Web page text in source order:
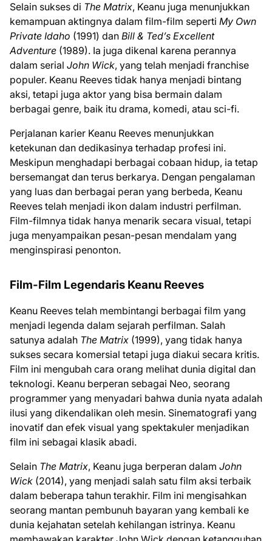
Selain sukses di The Matrix, Keanu juga menunjukkan
kemampuan aktingnya dalam film-film seperti My Own
Private Idaho (1991) dan Bill & Ted’s Excellent
Adventure (1989). Ia juga dikenal karena perannya
dalam serial John Wick, yang telah menjadi franchise
populer. Keanu Reeves tidak hanya menjadi bintang
aksi, tetapi juga aktor yang bisa bermain dalam
berbagai genre, baik itu drama, komedi, atau sci-fi.
Perjalanan karier Keanu Reeves menunjukkan
ketekunan dan dedikasinya terhadap profesi ini.
Meskipun menghadapi berbagai cobaan hidup, ia tetap
bersemangat dan terus berkarya. Dengan pengalaman
yang luas dan berbagai peran yang berbeda, Keanu
Reeves telah menjadi ikon dalam industri perfilman.
Film-filmnya tidak hanya menarik secara visual, tetapi
juga menyampaikan pesan-pesan mendalam yang
menginspirasi penonton.
Film-Film Legendaris Keanu Reeves
Keanu Reeves telah membintangi berbagai film yang
menjadi legenda dalam sejarah perfilman. Salah
satunya adalah The Matrix (1999), yang tidak hanya
sukses secara komersial tetapi juga diakui secara kritis.
Film ini mengubah cara orang melihat dunia digital dan
teknologi. Keanu berperan sebagai Neo, seorang
programmer yang menyadari bahwa dunia nyata adalah
ilusi yang dikendalikan oleh mesin. Sinematografi yang
inovatif dan efek visual yang spektakuler menjadikan
film ini sebagai klasik abadi.
Selain The Matrix, Keanu juga berperan dalam John
Wick (2014), yang menjadi salah satu film aksi terbaik
dalam beberapa tahun terakhir. Film ini mengisahkan
seorang mantan pembunuh bayaran yang kembali ke
dunia kejahatan setelah kehilangan istrinya. Keanu